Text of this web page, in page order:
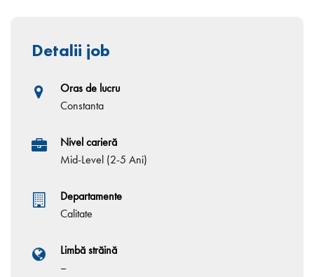
Detalii job
Oras de lucru
Constanta
Nivel carieră
Mid-Level (2-5 Ani)
Departamente
Calitate
Limbă străină
–